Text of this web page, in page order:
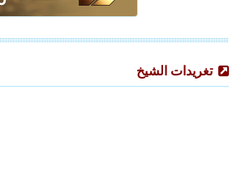
تغريدات الشيخ